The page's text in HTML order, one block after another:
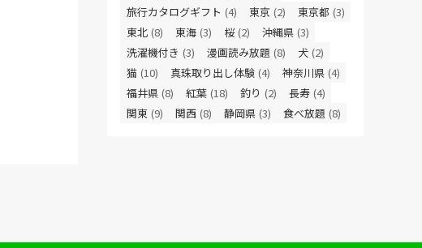
旅行カタログギフト (4) 東京 (2) 東京都 (3)
東北 (8) 東海 (3) 桜 (2) 沖縄県 (3)
洗濯機付き (3) 漫画読み放題 (8) 犬 (2)
猫 (10) 真珠取り出し体験 (4) 神奈川県 (4)
福井県 (8) 紅葉 (18) 釣り (2) 長寿 (4)
関東 (9) 関西 (8) 静岡県 (3) 食べ放題 (8)